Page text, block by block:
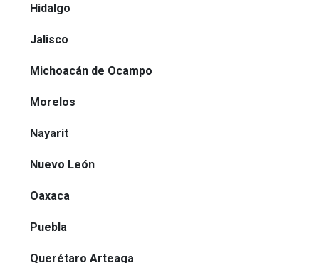
Hidalgo
Jalisco
Michoacán de Ocampo
Morelos
Nayarit
Nuevo León
Oaxaca
Puebla
Querétaro Arteaga